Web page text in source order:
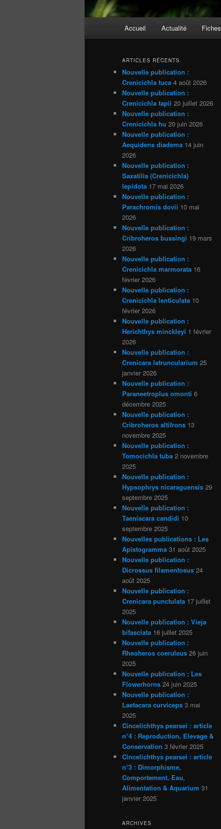
Accueil Actualité Fiches
ARTICLES RÉCENTS
Nouvelle publication :
Crenicichla tuca 4 août 2026
Nouvelle publication :
Crenicichla tapii 20 juillet 2026
Nouvelle publication :
Crenicichla hu 20 juin 2026
Nouvelle publication :
Aequidens diadema 14 juin
2026
Nouvelle publication :
Saxatilia (Crenicichla)
lepidota 17 mai 2026
Nouvelle publication :
Parachromis dovii 10 mai
2026
Nouvelle publication :
Cribroheros bussingi 19 mars
2026
Nouvelle publication :
Crenicichla marmorata 16
février 2026
Nouvelle publication :
Crenicichla lenticulata 10
février 2026
Nouvelle publication :
Herichthys minckleyi 1 février
2026
Nouvelle publication :
Crenicara latruncularium 25
janvier 2026
Nouvelle publication :
Paraneetroplus omonti 6
décembre 2025
Nouvelle publication :
Cribroheros altifrons 13
novembre 2025
Nouvelle publication :
Tomocichla tuba 2 novembre
2025
Nouvelle publication :
Hypsophrys nicaraguensis 29
septembre 2025
Nouvelle publication :
Taeniacara candidi 10
septembre 2025
Nouvelles publications : Les
Apistogramma 31 août 2025
Nouvelle publication :
Dicrossus filamentosus 24
août 2025
Nouvelle publication :
Crenicara punctulata 17 juillet
2025
Nouvelle publication : Vieja
bifasciata 16 juillet 2025
Nouvelle publication :
Rheoheros coeruleus 26 juin
2025
Nouvelle publication : Les
Flowerhorns 24 juin 2025
Nouvelle publication :
Laetacara curviceps 3 mai
2025
Cincelichthys pearsei : article
n°4 : Reproduction, Elevage &
Conservation 3 février 2025
Cincelichthys pearsei : article
n°3 : Dimorphisme,
Comportement, Eau,
Alimentation & Aquarium 31
janvier 2025
ARCHIVES